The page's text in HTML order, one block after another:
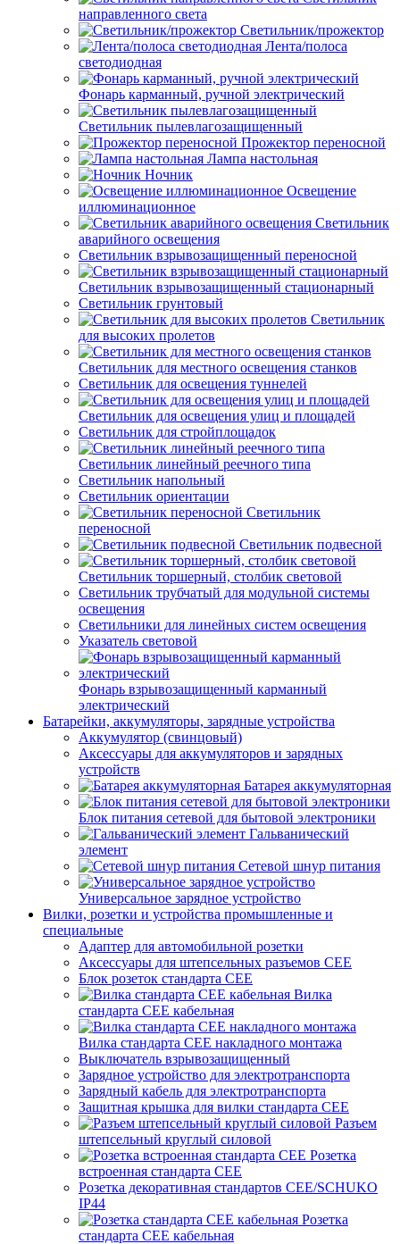
направленного света
Светильник/прожектор
Лента/полоса
светодиодная
Фонарь карманный, ручной электрический
Светильник пылевлагозащищенный
Прожектор переносной
Лампа настольная
Ночник
Освещение
иллюминационное
Светильник
аварийного освещения
Светильник взрывозащищенный переносной
Светильник взрывозащищенный стационарный
Светильник грунтовый
Светильник
для высоких пролетов
Светильник для местного освещения станков
Светильник для освещения туннелей
Светильник для освещения улиц и площадей
Светильник для стройплощадок
Светильник линейный реечного типа
Светильник напольный
Светильник ориентации
Светильник
переносной
Светильник подвесной
Светильник торшерный, столбик световой
Светильник трубчатый для модульной системы
освещения
Светильники для линейных систем освещения
Указатель световой
Фонарь взрывозащищенный карманный
электрический
Батарейки, аккумуляторы, зарядные устройства
Аккумулятор (свинцовый)
Аксессуары для аккумуляторов и зарядных
устройств
Батарея аккумуляторная
Блок питания сетевой для бытовой электроники
Гальванический
элемент
Сетевой шнур питания
Универсальное зарядное устройство
Вилки, розетки и устройства промышленные и
специальные
Адаптер для автомобильной розетки
Аксессуары для штепсельных разъемов CEE
Блок розеток стандарта CEE
Вилка
стандарта CEE кабельная
Вилка стандарта CEE накладного монтажа
Выключатель взрывозащищенный
Зарядное устройство для электротранспорта
Зарядный кабель для электротранспорта
Защитная крышка для вилки стандарта CEE
Разъем
штепсельный круглый силовой
Розетка
встроенная стандарта CEE
Розетка декоративная стандартов CEE/SCHUKO
IP44
Розетка
стандарта СЕЕ кабельная